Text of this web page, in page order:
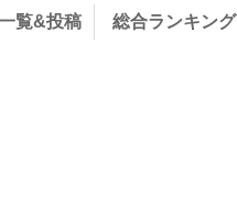
覧&投稿 総合ランキング